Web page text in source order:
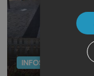
INFOS